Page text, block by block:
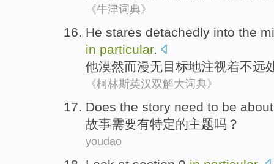
《牛津词典》
He stares detachedly into the
in particular.
他漠然而漫无目标地注视着不远
《柯林斯英汉双解大词典》
Does the story need to be
故事需要有特定的主题吗？
youdao